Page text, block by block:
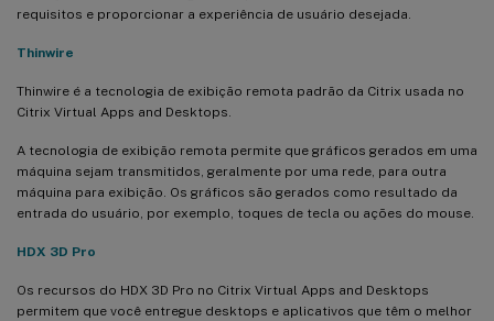
requisitos e proporcionar a experiência de usuário desejada.
Thinwire
Thinwire é a tecnologia de exibição remota padrão da Citrix usada no
Citrix Virtual Apps and Desktops.
A tecnologia de exibição remota permite que gráficos gerados em uma
máquina sejam transmitidos, geralmente por uma rede, para outra
máquina para exibição. Os gráficos são gerados como resultado da
entrada do usuário, por exemplo, toques de tecla ou ações do mouse.
HDX 3D Pro
Os recursos do HDX 3D Pro no Citrix Virtual Apps and Desktops
permitem que você entregue desktops e aplicativos que têm o melhor